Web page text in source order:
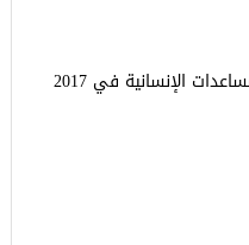
الإنسانية في 2017